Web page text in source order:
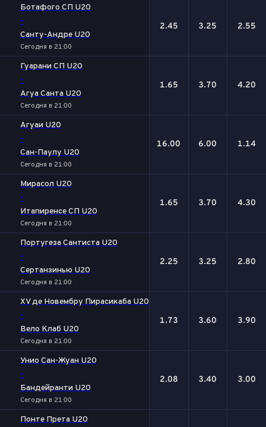
Ботафого СП U20
-
Санту-Андре U20
Сегодня в 21:00
2.45 3.25 2.55
Гуарани СП U20
-
Агуа Санта U20
Сегодня в 21:00
1.65 3.70 4.20
Агуаи U20
-
Сан-Паулу U20
Сегодня в 21:00
16.00 6.00 1.14
Мирасол U20
-
Итапиренсе СП U20
Сегодня в 21:00
1.65 3.70 4.30
Португеза Сантиста U20
-
Сертанзинью U20
Сегодня в 21:00
2.25 3.25 2.80
XV де Новембру Пирасикаба U20
-
Вело Клаб U20
Сегодня в 21:00
1.73 3.60 3.90
Унио Сан-Жуан U20
-
Бандейранти U20
Сегодня в 21:00
2.08 3.40 3.00
Понте Прета U20